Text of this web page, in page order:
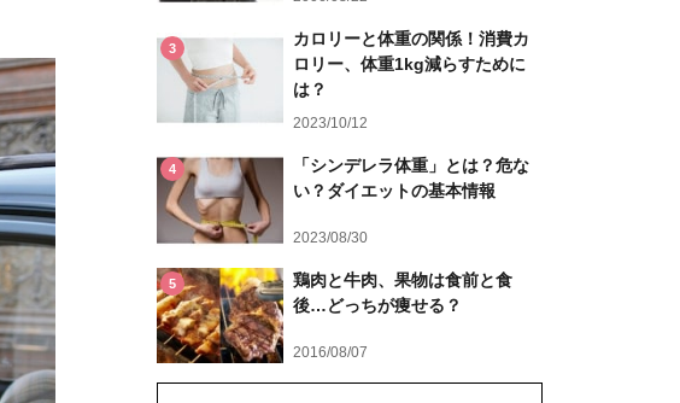
3
カロリーと体重の関係！消費カ
ロリー、体重1kg減らすために
は？
2023/10/12
4
「シンデレラ体重」とは？危な
い？ダイエットの基本情報
2023/08/30
5
鶏肉と牛肉、果物は食前と食
後…どっちが痩せる？
2016/08/07